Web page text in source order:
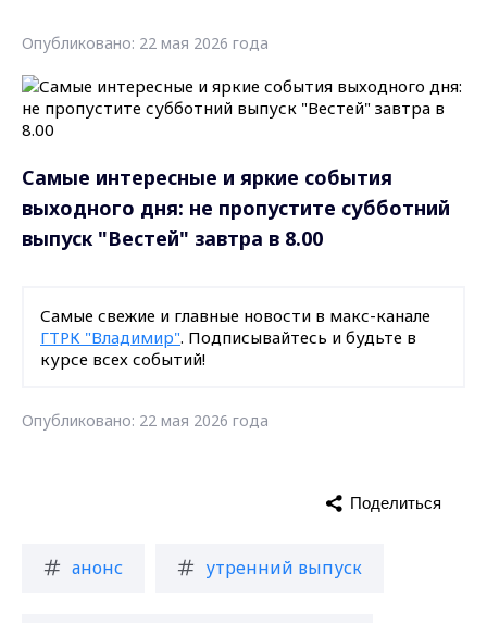
Опубликовано: 22 мая 2026 года
Самые интересные и яркие события
выходного дня: не пропустите субботний
выпуск "Вестей" завтра в 8.00
Самые свежие и главные новости в макс-канале
ГТРК "Владимир". Подписывайтесь и будьте в
курсе всех событий!
Опубликовано: 22 мая 2026 года
анонс утренний выпуск
Поделиться